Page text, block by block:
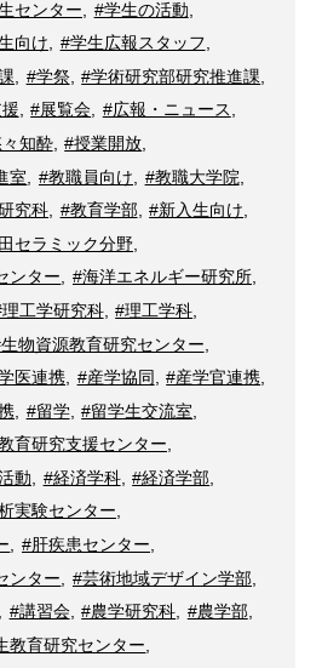
センター #学生の活動
向け #学生広報スタッフ
#学祭, #学術研究部研究推進課
, #展覧会, #広報・ニュース,
知酔, #授業開放
室
#教職員向け #教職大学院
究科, #教育学部, #新入生向け
セラミック分野,
ンター, #海洋エネルギー研究所,
工学研究科, #理工学科
物資源教育研究センター
医連携, #産学協同 #産学官連携
, #留学, #留学生交流室
育研究支援センター,
動 #経済学科, #経済学部
実験センター,
#肝疾患センター
ンター
#芸術地域デザイン学部,
#講習会, #農学研究科, #農学部,
教育研究センター